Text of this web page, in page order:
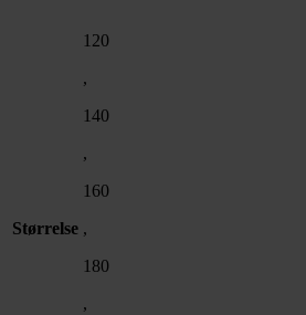
Størrelse
120
,
140
,
160
,
180
,